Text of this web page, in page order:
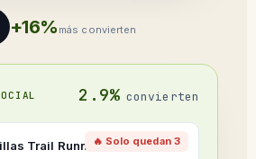
+16% más convierten
2.9%convierten
Trail Runner🔥 Solo quedan 3